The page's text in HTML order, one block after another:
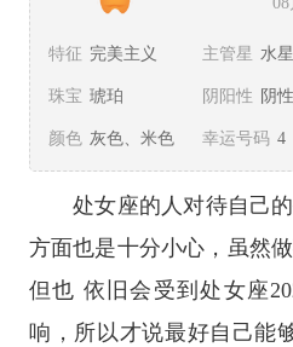
特征 完美主义 主管星 水星
珠宝 琥珀 阴阳性 阴性
颜色 灰色、米色 幸运号码 4
处女座的人对待自己
方面也是十分小心，虽然
但也 依旧会受到处女座
响，所以才说最好自己能